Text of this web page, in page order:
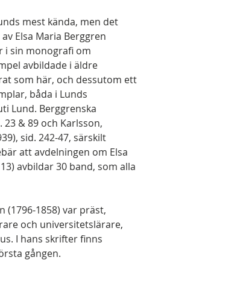
mest kända, men det
Elsa Maria Berggren
i sin monografi om
avbildade i äldre
som här, och dessutom ett
båda i Lunds
Lund. Berggrenska
23 & 89 och Karlsson,
sid. 242-47, särskilt
att avdelningen om Elsa
avbildar 30 band, som alla
(1796-1858) var präst,
och universitetslärare,
I hans skrifter finns
gången.